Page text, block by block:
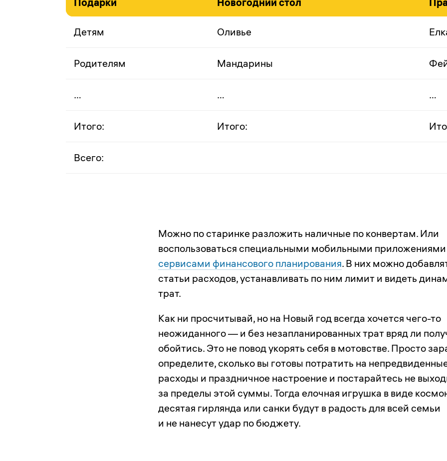
Детям Оливье
Родителям Мандарины
… … …
Итого: Итого:
Всего:
Можно по старинке разложить наличные по конвертам. Или
воспользоваться специальными мобильными
сервисами финансового планирования. В них можно
статьи расходов, устанавливать по ним лимит и видеть
трат.
Как ни просчитывай, но на Новый год всегда хочется чего-то
неожиданного — и без незапланированных трат вряд ли
обойтись. Это не повод укорять себя в мотовстве. Просто
определите, сколько вы готовы потратить на
расходы и праздничное настроение и постарайтесь не
за пределы этой суммы. Тогда елочная игрушка в виде
десятая гирлянда или санки будут в радость для всей семьи
и не нанесут удар по бюджету.